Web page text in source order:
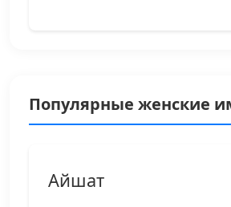
Популярные женские
Айшат